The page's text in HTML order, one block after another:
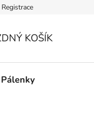
Registrace
KOŠÍK
Pálenky